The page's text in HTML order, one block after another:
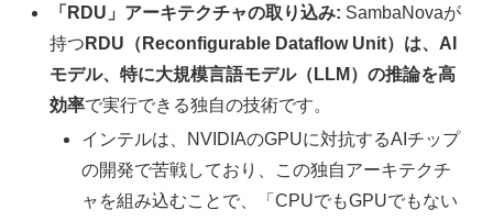
「RDU」アーキテクチャの取り込み: SambaNovaが
持つ RDU（Reconfigurable Dataflow Unit）は、AI
モデル、特に大規模言語モデル（LLM）の推論を高
効率で実行できる独自の技術です。
インテルは、NVIDIAのGPUに対抗するAIチップ
の開発で苦戦しており、この独自アーキテクチ
ャを組み込むことで、「CPUでもGPUでもない